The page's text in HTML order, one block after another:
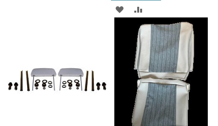
ADD
WISH
LIST
TO
COMPARE